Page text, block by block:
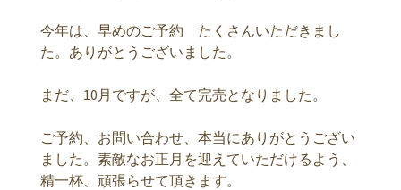
今年は、早めのご予約 たくさんいただきまし
た。ありがとうございました。
まだ、10月ですが、全て完売となりました。
ご予約、お問い合わせ、本当にありがとうござい
ました。素敵なお正月を迎えていただけるよう、
精一杯、頑張らせて頂きます。